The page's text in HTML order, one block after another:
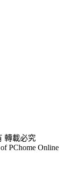
轉載必究
PChome Online